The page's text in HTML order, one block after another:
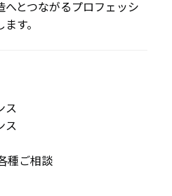
とつながるプロフェッシ
す。
ス
ス
種ご相談